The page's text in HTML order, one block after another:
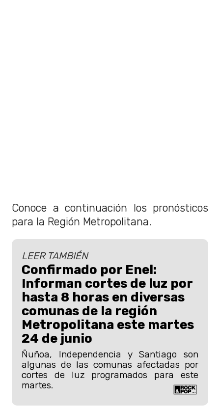
Conoce a continuación los pronósticos
para la Región Metropolitana.
LEER TAMBIÉN
Confirmado por Enel:
Informan cortes de luz por
hasta 8 horas en diversas
comunas de la región
Metropolitana este martes
24 de junio
Ñuñoa, Independencia y Santiago son
algunas de las comunas afectadas por
cortes de luz programados para este
martes.